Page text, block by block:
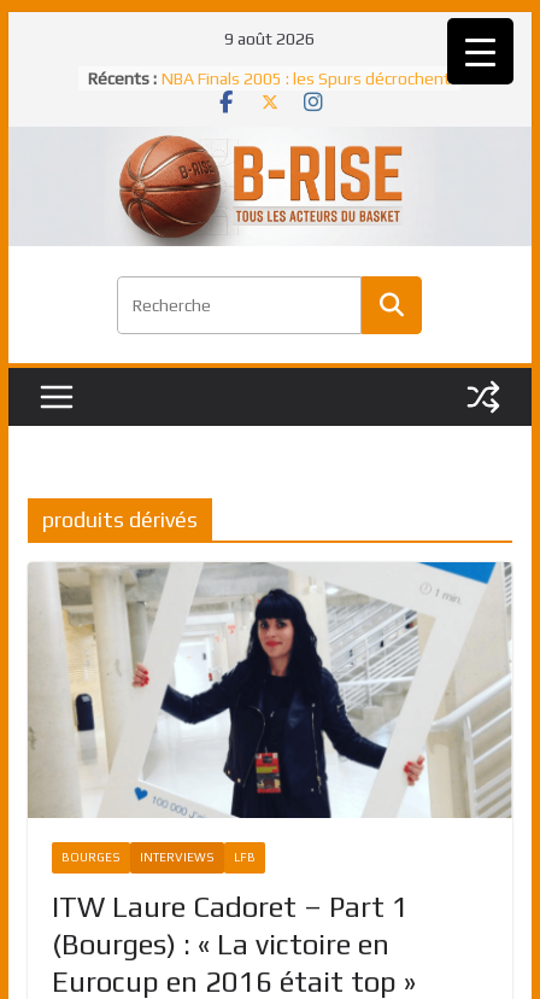
9 août 2026
Récents : NBA Finals 2005 : les Spurs décrochent
un troisième titre NBA, la rude bataille
NBA Finals 2021 : les Bucks et Giannis
Antetokounmpo triomphent, le Greek
Freek élu MVP
Shai Gilgeous-Alexander : son premier
match à plus de 40 points en NBA, le
Pau Gasol dans l’histoire en 2002 :
premier européen sacré Rookie de
Rudy Gobert, deuxième Français élu
produits dérivés
BOURGES INTERVIEWS LFB
ITW Laure Cadoret – Part 1
(Bourges) : « La victoire en
Eurocup en 2016 était top »